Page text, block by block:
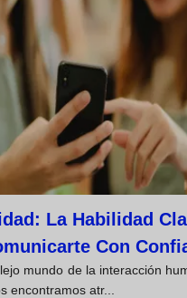
La Habilidad
Con
Agresivo
mundo de la interacción
encontramos atr...